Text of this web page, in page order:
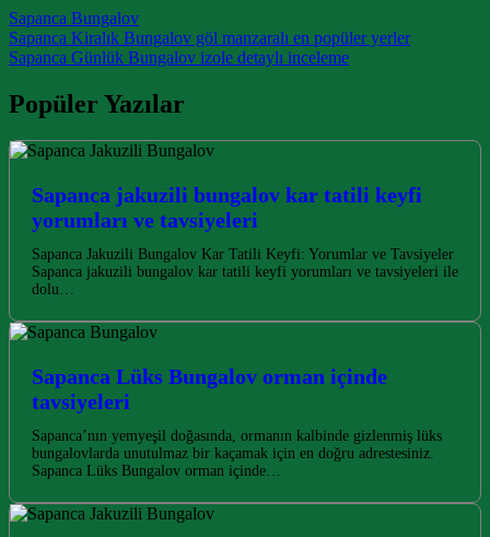
Sapanca Bungalov
Post navigation
Sapanca Kiralık Bungalov göl manzaralı en popüler yerler
Sapanca Günlük Bungalov izole detaylı inceleme
Popüler Yazılar
Sapanca jakuzili bungalov kar tatili keyfi
yorumları ve tavsiyeleri
Sapanca Jakuzili Bungalov Kar Tatili Keyfi: Yorumlar ve Tavsiyeler
Sapanca jakuzili bungalov kar tatili keyfi yorumları ve tavsiyeleri ile
dolu…
Sapanca Lüks Bungalov orman içinde
tavsiyeleri
Sapanca’nın yemyeşil doğasında, ormanın kalbinde gizlenmiş lüks
bungalovlarda unutulmaz bir kaçamak için en doğru adrestesiniz.
Sapanca Lüks Bungalov orman içinde…